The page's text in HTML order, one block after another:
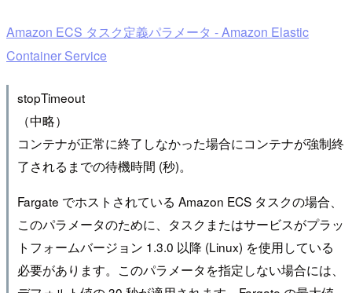
Amazon ECS タスク定義パラメータ - Amazon Elastic
Container Service
stopTimeout
（中略）
コンテナが正常に終了しなかった場合にコンテナが強制終
了されるまでの待機時間 (秒)。
Fargate でホストされている Amazon ECS タスクの場合、
このパラメータのために、タスクまたはサービスがプラッ
トフォームバージョン 1.3.0 以降 (Linux) を使用している
必要があります。このパラメータを指定しない場合には、